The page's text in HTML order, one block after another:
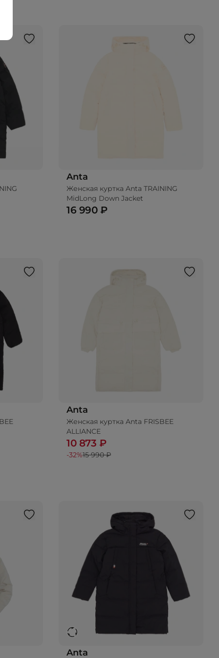
Anta
Женская куртка Anta TRAINING
MidLong Down Jacket
16 990 ₽
Anta
Женская куртка Anta FRISBEE
ALLIANCE
10 873 ₽
-32%15 990 ₽
Anta